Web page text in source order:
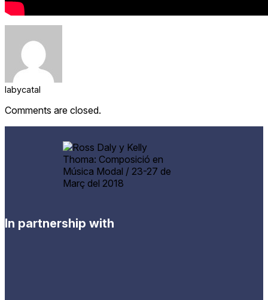
labycatal
Comments are closed.
In partnership with